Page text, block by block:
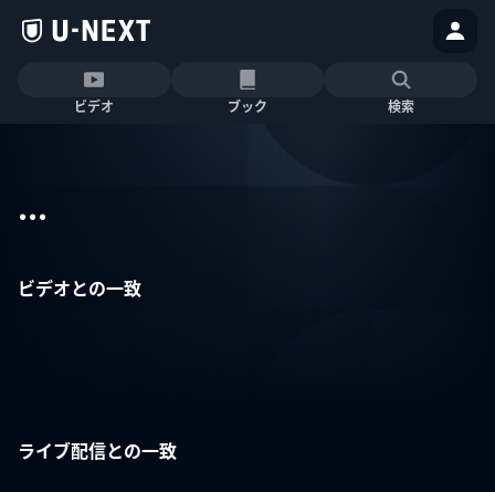
ビデオ ブック 検索
...
ビデオとの一致
ライブ配信との一致